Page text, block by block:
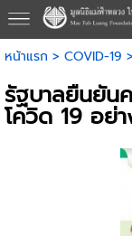
หน้าแรก > COVID-19 >
รัฐบาลยืนยัน
โควิด 19 อย่